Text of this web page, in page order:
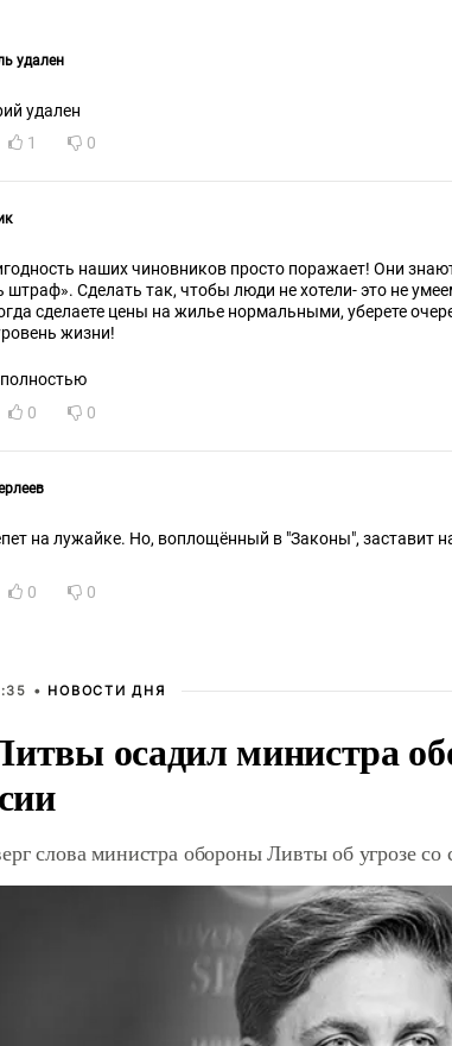
удален
удален
1 0
наших чиновников просто поражает! Они
штраф». Сделать так, чтобы люди не хотели- это не
сделаете цены на жилье нормальными, уберете
жизни!
0 0
на лужайке. Но, воплощённый в "Законы", заставит
0 0
• НОВОСТИ ДНЯ
осадил министра
слова министра обороны Ливты об угрозе со